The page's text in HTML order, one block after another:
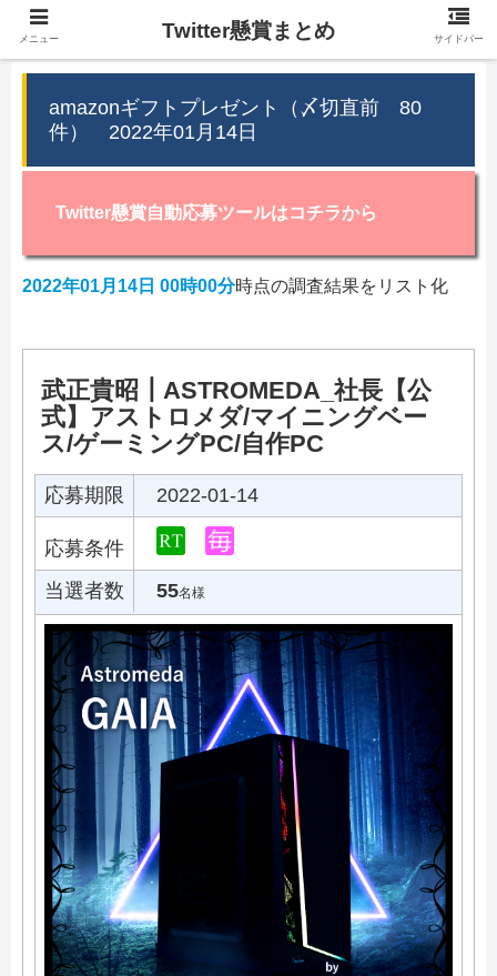
amazonギフトプレゼント（〆切直前 80
件） 2022年01月14日
Twitter懸賞自動応募ツールはコチラから
2022年01月14日 00時00分時点の調査結果をリスト化
武正貴昭┃ASTROMEDA_社長【公
式】アストロメダ/マイニングベー
ス/ゲーミングPC/自作PC
応募期限 2022-01-14
応募条件
当選者数
55名様
メニュー Twitter懸賞まとめ サイドバー